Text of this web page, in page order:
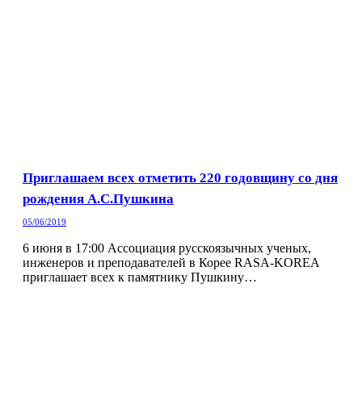
Приглашаем всех отметить 220 годовщину со дня
рождения А.С.Пушкина
05/06/2019
6 июня в 17:00 Ассоциация русскоязычных ученых,
инженеров и преподавателей в Корее RASA-KOREA
приглашает всех к памятнику Пушкину…